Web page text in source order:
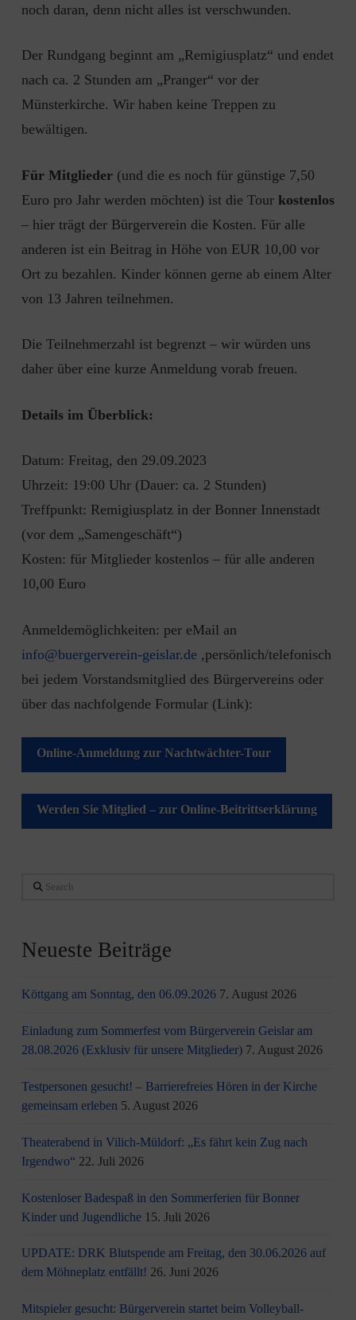
noch daran, denn nicht alles ist verschwunden.
Der Rundgang beginnt am „Remigiusplatz“ und endet
nach ca. 2 Stunden am „Pranger“ vor der
Münsterkirche. Wir haben keine Treppen zu
bewältigen.
Für Mitglieder(und die es noch für günstige 7,50
Euro pro Jahr werden möchten) ist die Tour kostenlos
– hier trägt der Bürgerverein die Kosten. Für alle
anderen ist ein Beitrag in Höhe von EUR 10,00 vor
Ort zu bezahlen. Kinder können gerne ab einem Alter
von 13 Jahren teilnehmen.
Die Teilnehmerzahl ist begrenzt – wir würden uns
daher über eine kurze Anmeldung vorab freuen.
Details im Überblick:
Datum: Freitag, den 29.09.2023
Uhrzeit: 19:00 Uhr (Dauer: ca. 2 Stunden)
Treffpunkt: Remigiusplatz in der Bonner Innenstadt
(vor dem „Samengeschäft“)
Kosten: für Mitglieder kostenlos – für alle anderen
10,00 Euro
Anmeldemöglichkeiten: per eMail an
info@buergerverein-geislar.de ,persönlich/telefonisch
bei jedem Vorstandsmitglied des Bürgervereins oder
über das nachfolgende Formular (Link):
Online-Anmeldung zur Nachtwächter-Tour
Werden Sie Mitglied – zur Online-Beitrittserklärung
Search
Neueste Beiträge
Köttgang am Sonntag, den 06.09.2026 7. August 2026
Einladung zum Sommerfest vom Bürgerverein Geislar am
28.08.2026 (Exklusiv für unsere Mitglieder) 7. August 2026
Testpersonen gesucht! – Barrierefreies Hören in der Kirche
gemeinsam erleben 5. August 2026
Theaterabend in Vilich-Müldorf: „Es fährt kein Zug nach
Irgendwo“ 22. Juli 2026
Kostenloser Badespaß in den Sommerferien für Bonner
Kinder und Jugendliche 15. Juli 2026
UPDATE: DRK Blutspende am Freitag, den 30.06.2026 auf
dem Möhneplatz entfällt! 26. Juni 2026
Mitspieler gesucht: Bürgerverein startet beim Volleyball-